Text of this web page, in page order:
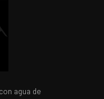
agua de